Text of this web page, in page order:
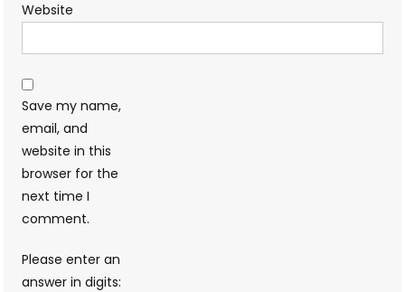
Website
Save my name,
email, and
website in this
browser for the
next time I
comment.
Please enter an
answer in digits: